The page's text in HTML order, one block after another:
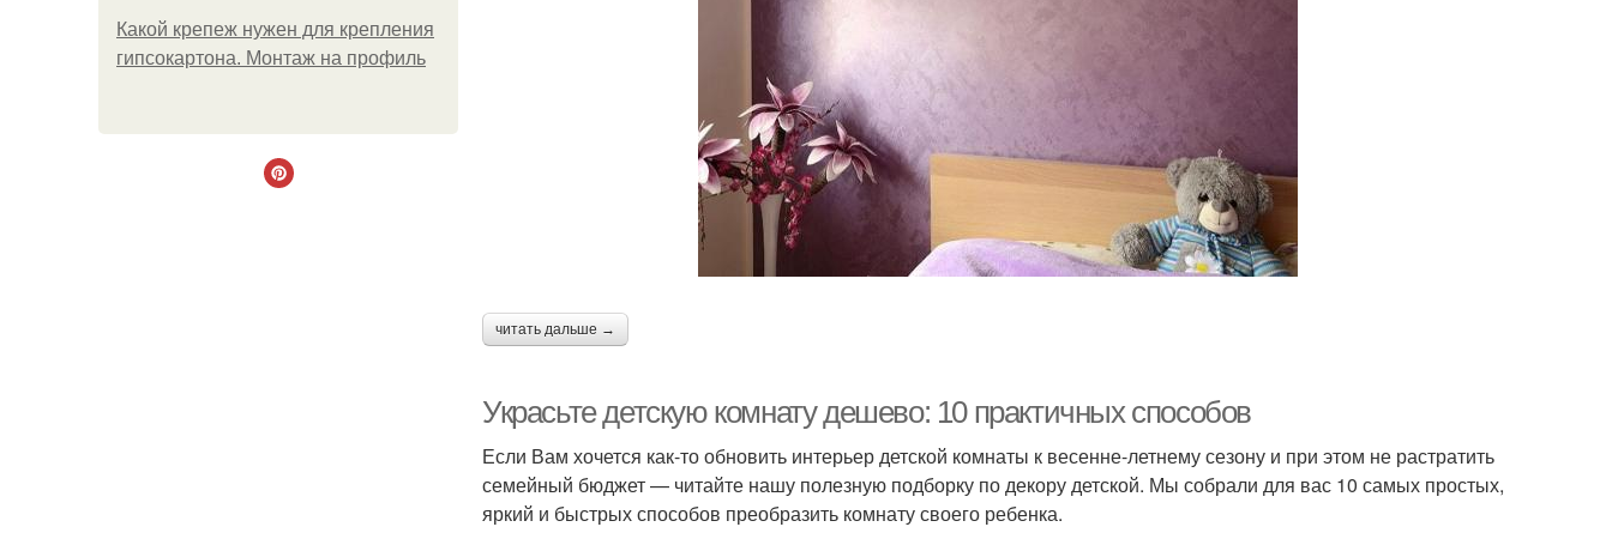
Какой крепеж нужен для крепления
гипсокартона. Монтаж на профиль
читать дальше →
Украсьте детскую комнату дешево: 10 практичных способов
Если Вам хочется как-то обновить интерьер детской комнаты к весенне-летнему сезону и при этом не растратить
семейный бюджет — читайте нашу полезную подборку по декору детской. Мы собрали для вас 10 самых простых,
яркий и быстрых способов преобразить комнату своего ребенка.